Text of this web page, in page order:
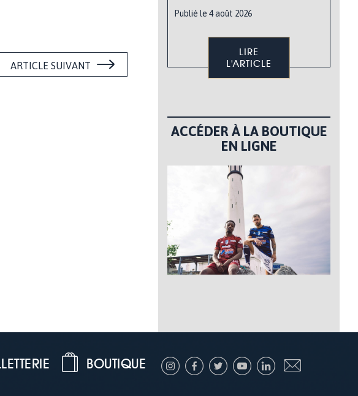
ARTICLE SUIVANT
Publié le 4 août 2026
LIRE
L'ARTICLE
ACCÉDER À LA BOUTIQUE
EN LIGNE
BOUTIQUE